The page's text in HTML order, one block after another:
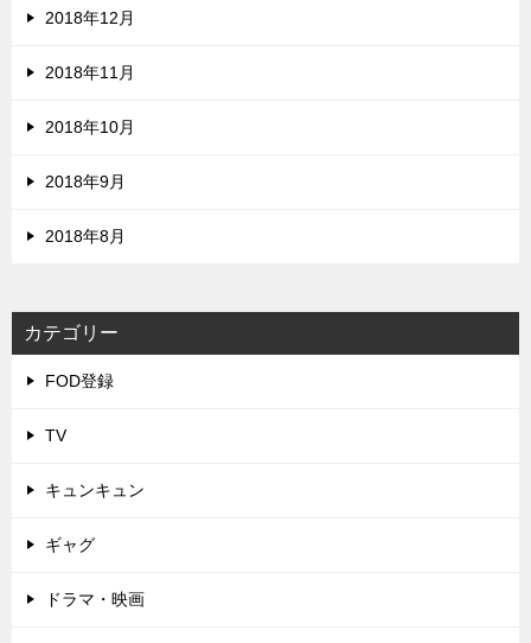
2018年12月
2018年11月
2018年10月
2018年9月
2018年8月
カテゴリー
FOD登録
TV
キュンキュン
ギャグ
ドラマ・映画